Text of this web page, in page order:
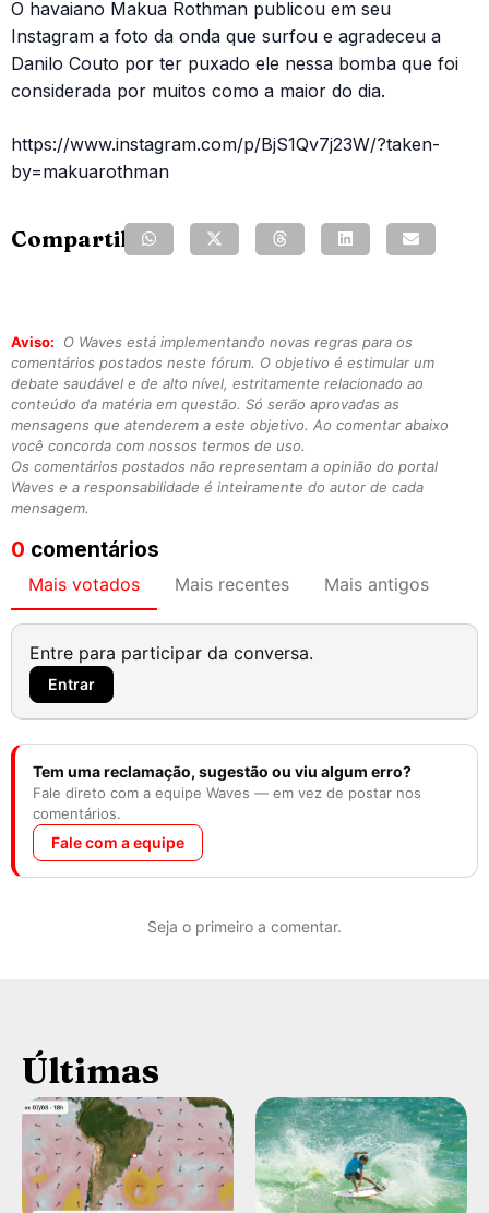
O havaiano Makua Rothman publicou em seu
Instagram a foto da onda que surfou e agradeceu a
Danilo Couto por ter puxado ele nessa bomba que foi
considerada por muitos como a maior do dia.
https://www.instagram.com/p/BjS1Qv7j23W/?taken-
by=makuarothman
Compartilhe:
Aviso:
O Waves está implementando novas regras para os
comentários postados neste fórum. O objetivo é estimular um
debate saudável e de alto nível, estritamente relacionado ao
conteúdo da matéria em questão. Só serão aprovadas as
mensagens que atenderem a este objetivo. Ao comentar abaixo
você concorda com nossos termos de uso.
Os comentários postados não representam a opinião do portal
Waves e a responsabilidade é inteiramente do autor de cada
mensagem.
0 comentários
Mais votados Mais recentes Mais antigos
Entre para participar da conversa.
Entrar
Tem uma reclamação, sugestão ou viu algum erro?
Fale direto com a equipe Waves — em vez de postar nos
comentários.
Fale com a equipe
Seja o primeiro a comentar.
Últimas